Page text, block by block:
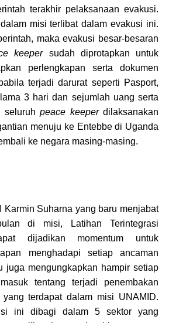
terakhir pelaksanaan evakusi.
misi terlibat dalam evakusi ini.
, maka evakusi besar-besaran
keepersudah diprotapkan untuk
perlengkapan serta dokumen
terjadi darurat seperti Pasport,
3 hari dan sejumlah uang serta
seluruhpeace keeperdilaksanakan
menuju ke Entebbe di Uganda
ke negara masing-masing.
Karmin Suharna yang baru menjabat
di misi, Latihan Terintegrasi
dijadikan momentum untuk
menghadapi setiap ancaman
juga mengungkapkan hampir setiap
tentang terjadi penembakan
terdapat dalam misi UNAMID.
ini dibagi dalam 5 sektor yang